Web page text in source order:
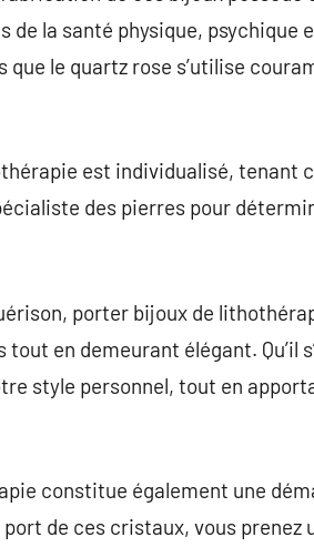
la santé physique, psychique
le quartz rose s’utilise
est individualisé, tenant
des pierres pour
porter bijoux de
en demeurant élégant. Qu’il
style personnel, tout en
constitue également une
de ces cristaux, vous